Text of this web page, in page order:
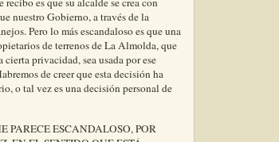
de vender o no los terrenos, y al
es que su alcalde se crea con
nuestro Gobierno, a través de la
Pero lo más escandaloso es que una
de terrenos de La Almolda, que
privacidad, sea usada por ese
de creer que esta decisión ha